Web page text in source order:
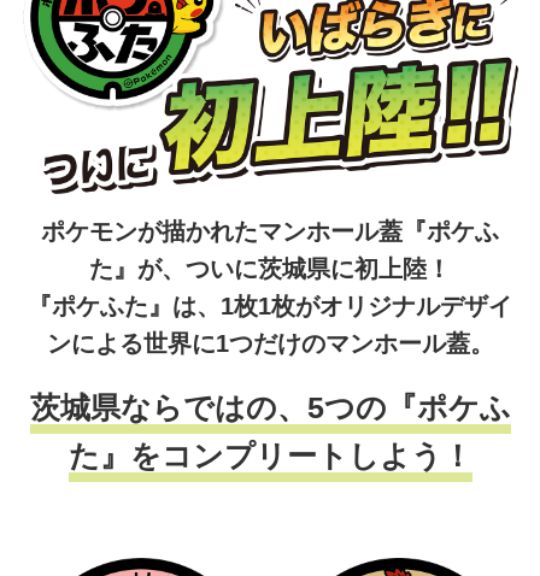
ポケモンが描かれたマンホール蓋『ポケふ
た』が、ついに茨城県に初上陸！
『ポケふた』は、1枚1枚がオリジナルデザイ
ンによる世界に1つだけのマンホール蓋。
茨城県ならではの、5つの『ポケふ
た』をコンプリートしよう！